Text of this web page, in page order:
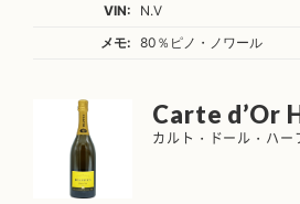
VIN:
N.V
メモ:
80％ピノ・ノワール
Carte d’Or
カルト・ドール・ハ